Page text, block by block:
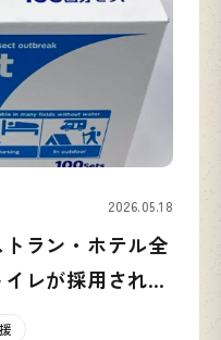
2026.05.18
ラン・ホテル全
レが採用されま